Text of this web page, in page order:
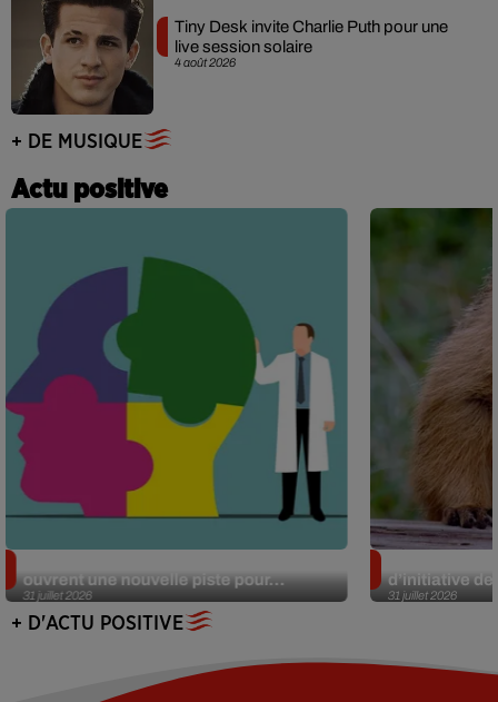
4 août 2026
Tiny Desk invite Charlie Puth pour une
live session solaire
+ DE MUSIQUE
Actu positive
31 juillet 2026
ouvrent une nouvelle piste pour...
31 juillet 2026
d’initiative
+ D'ACTU POSITIVE